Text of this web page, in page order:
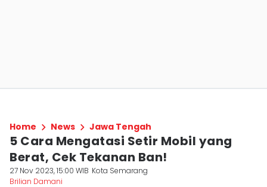
Home News Jawa Tengah
5 Cara Mengatasi Setir Mobil yang
Berat, Cek Tekanan Ban!
27 Nov 2023, 15:00 WIB Kota Semarang
Brilian Damani